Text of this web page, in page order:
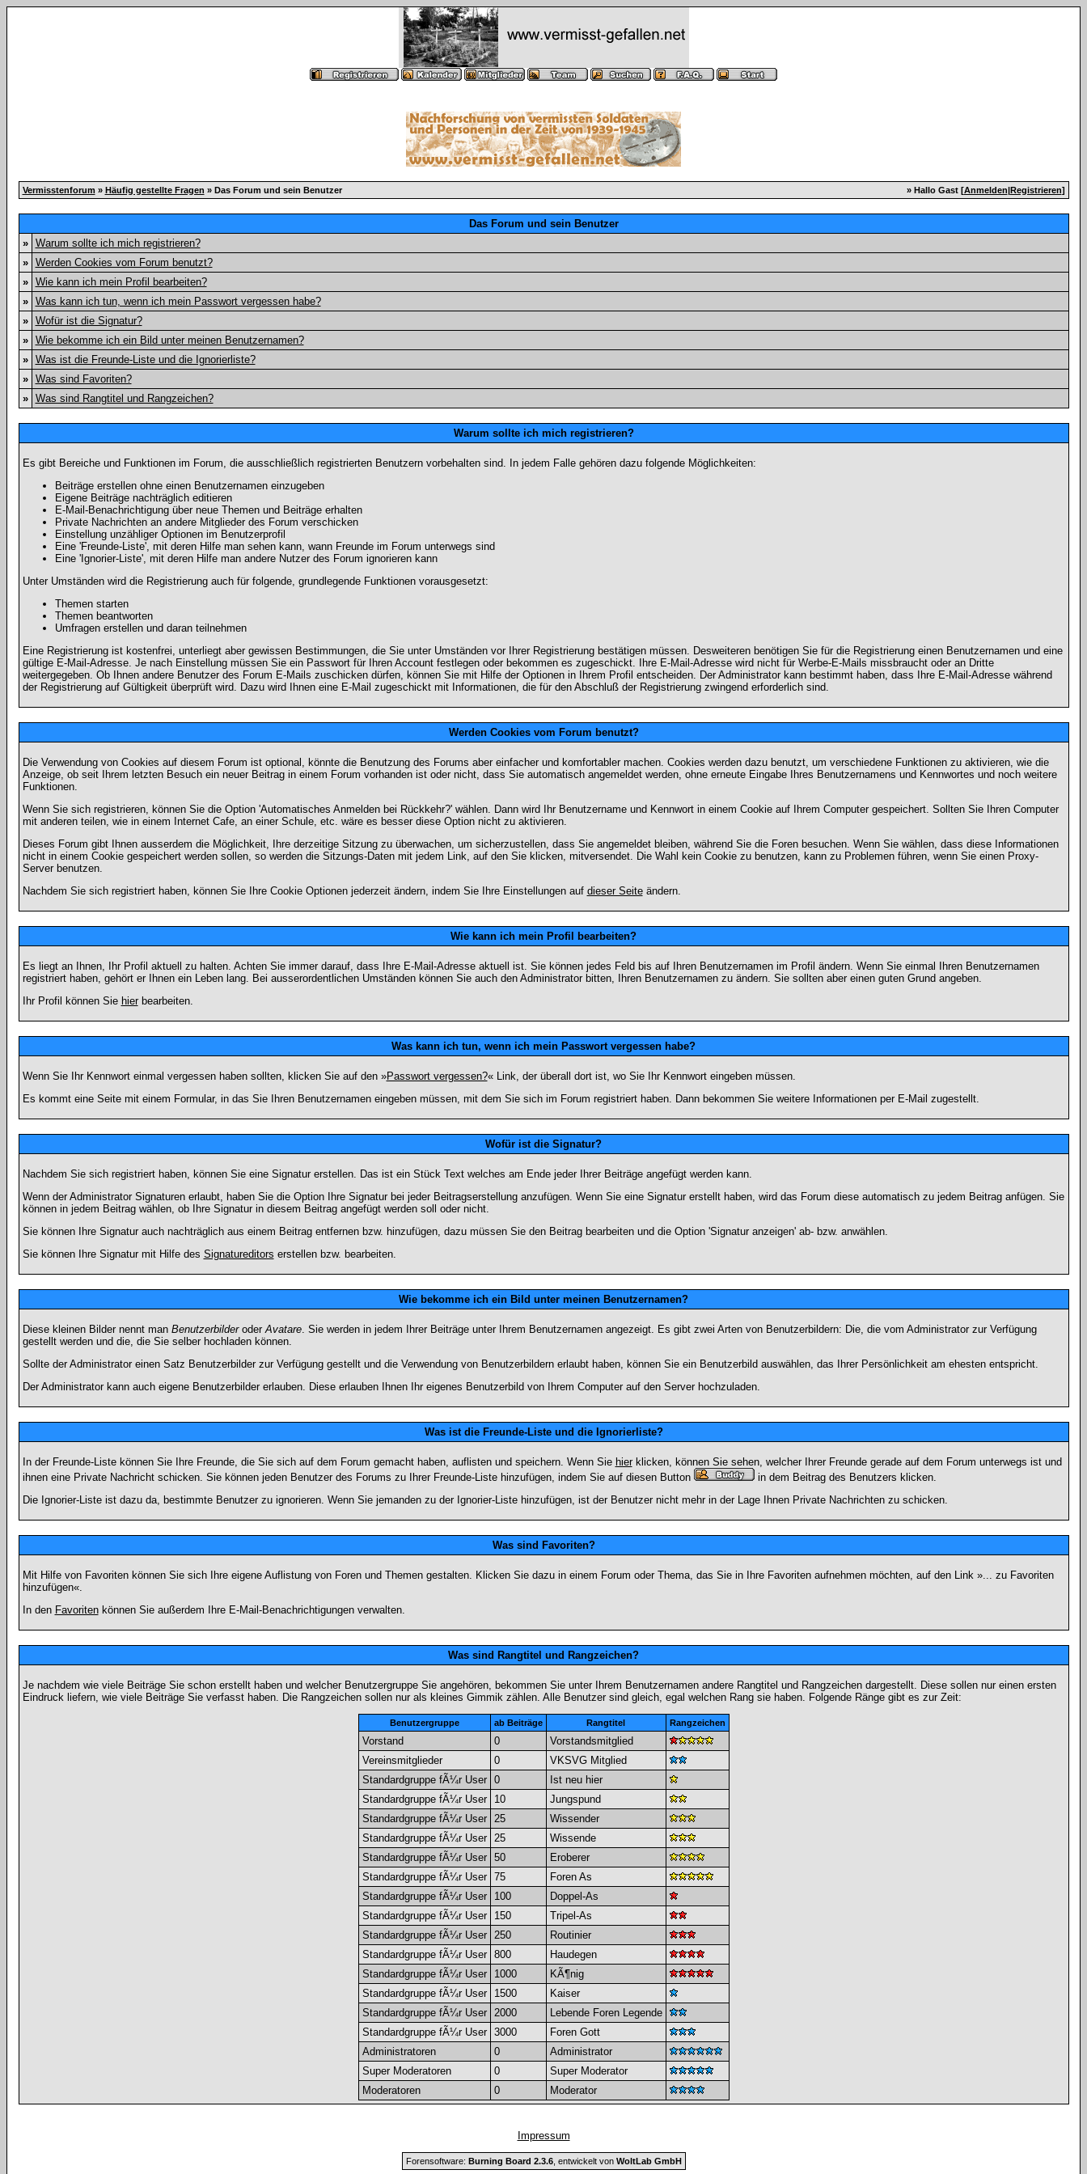
Vermisstenforum » Häufig gestellte Fragen » Das Forum und sein Benutzer » Hallo Gast [Anmelden|Registrieren]
Das Forum und sein Benutzer
»
Warum sollte ich mich registrieren?
»
Werden Cookies vom Forum benutzt?
»
Wie kann ich mein Profil bearbeiten?
»
Was kann ich tun, wenn ich mein Passwort vergessen habe?
»
Wofür ist die Signatur?
»
Wie bekomme ich ein Bild unter meinen Benutzernamen?
»
Was ist die Freunde-Liste und die Ignorierliste?
»
Was sind Favoriten?
»
Was sind Rangtitel und Rangzeichen?
Warum sollte ich mich registrieren?
Es gibt Bereiche und Funktionen im Forum, die ausschließlich registrierten Benutzern vorbehalten sind. In jedem Falle gehören dazu folgende Möglichkeiten:
Beiträge erstellen ohne einen Benutzernamen einzugeben
Eigene Beiträge nachträglich editieren
E-Mail-Benachrichtigung über neue Themen und Beiträge erhalten
Private Nachrichten an andere Mitglieder des Forum verschicken
Einstellung unzähliger Optionen im Benutzerprofil
Eine 'Freunde-Liste', mit deren Hilfe man sehen kann, wann Freunde im Forum unterwegs sind
Eine 'Ignorier-Liste', mit deren Hilfe man andere Nutzer des Forum ignorieren kann
Unter Umständen wird die Registrierung auch für folgende, grundlegende Funktionen vorausgesetzt:
Themen starten
Themen beantworten
Umfragen erstellen und daran teilnehmen
Eine Registrierung ist kostenfrei, unterliegt aber gewissen Bestimmungen, die Sie unter Umständen vor Ihrer Registrierung bestätigen müssen. Desweiteren benötigen Sie für die Registrierung einen Benutzernamen und eine
gültige E-Mail-Adresse. Je nach Einstellung müssen Sie ein Passwort für Ihren Account festlegen oder bekommen es zugeschickt. Ihre E-Mail-Adresse wird nicht für Werbe-E-Mails missbraucht oder an Dritte
weitergegeben. Ob Ihnen andere Benutzer des Forum E-Mails zuschicken dürfen, können Sie mit Hilfe der Optionen in Ihrem Profil entscheiden. Der Administrator kann bestimmt haben, dass Ihre E-Mail-Adresse während
der Registrierung auf Gültigkeit überprüft wird. Dazu wird Ihnen eine E-Mail zugeschickt mit Informationen, die für den Abschluß der Registrierung zwingend erforderlich sind.
Werden Cookies vom Forum benutzt?
Die Verwendung von Cookies auf diesem Forum ist optional, könnte die Benutzung des Forums aber einfacher und komfortabler machen. Cookies werden dazu benutzt, um verschiedene Funktionen zu aktivieren, wie die
Anzeige, ob seit Ihrem letzten Besuch ein neuer Beitrag in einem Forum vorhanden ist oder nicht, dass Sie automatisch angemeldet werden, ohne erneute Eingabe Ihres Benutzernamens und Kennwortes und noch weitere
Funktionen.
Wenn Sie sich registrieren, können Sie die Option 'Automatisches Anmelden bei Rückkehr?' wählen. Dann wird Ihr Benutzername und Kennwort in einem Cookie auf Ihrem Computer gespeichert. Sollten Sie Ihren Computer
mit anderen teilen, wie in einem Internet Cafe, an einer Schule, etc. wäre es besser diese Option nicht zu aktivieren.
Dieses Forum gibt Ihnen ausserdem die Möglichkeit, Ihre derzeitige Sitzung zu überwachen, um sicherzustellen, dass Sie angemeldet bleiben, während Sie die Foren besuchen. Wenn Sie wählen, dass diese Informationen
nicht in einem Cookie gespeichert werden sollen, so werden die Sitzungs-Daten mit jedem Link, auf den Sie klicken, mitversendet. Die Wahl kein Cookie zu benutzen, kann zu Problemen führen, wenn Sie einen Proxy-
Server benutzen.
Nachdem Sie sich registriert haben, können Sie Ihre Cookie Optionen jederzeit ändern, indem Sie Ihre Einstellungen auf dieser Seiteändern.
Wie kann ich mein Profil bearbeiten?
Es liegt an Ihnen, Ihr Profil aktuell zu halten. Achten Sie immer darauf, dass Ihre E-Mail-Adresse aktuell ist. Sie können jedes Feld bis auf Ihren Benutzernamen im Profil ändern. Wenn Sie einmal Ihren Benutzernamen
registriert haben, gehört er Ihnen ein Leben lang. Bei ausserordentlichen Umständen können Sie auch den Administrator bitten, Ihren Benutzernamen zu ändern. Sie sollten aber einen guten Grund angeben.
Ihr Profil können Sie hierbearbeiten.
Was kann ich tun, wenn ich mein Passwort vergessen habe?
Wenn Sie Ihr Kennwort einmal vergessen haben sollten, klicken Sie auf den »Passwort vergessen?« Link, der überall dort ist, wo Sie Ihr Kennwort eingeben müssen.
Es kommt eine Seite mit einem Formular, in das Sie Ihren Benutzernamen eingeben müssen, mit dem Sie sich im Forum registriert haben. Dann bekommen Sie weitere Informationen per E-Mail zugestellt.
Wofür ist die Signatur?
Nachdem Sie sich registriert haben, können Sie eine Signatur erstellen. Das ist ein Stück Text welches am Ende jeder Ihrer Beiträge angefügt werden kann.
Wenn der Administrator Signaturen erlaubt, haben Sie die Option Ihre Signatur bei jeder Beitragserstellung anzufügen. Wenn Sie eine Signatur erstellt haben, wird das Forum diese automatisch zu jedem Beitrag anfügen. Sie
können in jedem Beitrag wählen, ob Ihre Signatur in diesem Beitrag angefügt werden soll oder nicht.
Sie können Ihre Signatur auch nachträglich aus einem Beitrag entfernen bzw. hinzufügen, dazu müssen Sie den Beitrag bearbeiten und die Option 'Signatur anzeigen' ab- bzw. anwählen.
Sie können Ihre Signatur mit Hilfe des Signatureditors erstellen bzw. bearbeiten.
Wie bekomme ich ein Bild unter meinen Benutzernamen?
Diese kleinen Bilder nennt man BenutzerbilderoderAvatare. Sie werden in jedem Ihrer Beiträge unter Ihrem Benutzernamen angezeigt. Es gibt zwei Arten von Benutzerbildern: Die, die vom Administrator zur Verfügung
gestellt werden und die, die Sie selber hochladen können.
Sollte der Administrator einen Satz Benutzerbilder zur Verfügung gestellt und die Verwendung von Benutzerbildern erlaubt haben, können Sie ein Benutzerbild auswählen, das Ihrer Persönlichkeit am ehesten entspricht.
Der Administrator kann auch eigene Benutzerbilder erlauben. Diese erlauben Ihnen Ihr eigenes Benutzerbild von Ihrem Computer auf den Server hochzuladen.
Was ist die Freunde-Liste und die Ignorierliste?
In der Freunde-Liste können Sie Ihre Freunde, die Sie sich auf dem Forum gemacht haben, auflisten und speichern. Wenn Sie hierklicken, können Sie sehen, welcher Ihrer Freunde gerade auf dem Forum unterwegs ist und
ihnen eine Private Nachricht schicken. Sie können jeden Benutzer des Forums zu Ihrer Freunde-Liste hinzufügen, indem Sie auf diesen Button
in dem Beitrag des Benutzers klicken.
Die Ignorier-Liste ist dazu da, bestimmte Benutzer zu ignorieren. Wenn Sie jemanden zu der Ignorier-Liste hinzufügen, ist der Benutzer nicht mehr in der Lage Ihnen Private Nachrichten zu schicken.
Was sind Favoriten?
Mit Hilfe von Favoriten können Sie sich Ihre eigene Auflistung von Foren und Themen gestalten. Klicken Sie dazu in einem Forum oder Thema, das Sie in Ihre Favoriten aufnehmen möchten, auf den Link »... zu Favoriten
hinzufügen«.
In den Favoritenkönnen Sie außerdem Ihre E-Mail-Benachrichtigungen verwalten.
Was sind Rangtitel und Rangzeichen?
Je nachdem wie viele Beiträge Sie schon erstellt haben und welcher Benutzergruppe Sie angehören, bekommen Sie unter Ihrem Benutzernamen andere Rangtitel und Rangzeichen dargestellt. Diese sollen nur einen ersten
Eindruck liefern, wie viele Beiträge Sie verfasst haben. Die Rangzeichen sollen nur als kleines Gimmik zählen. Alle Benutzer sind gleich, egal welchen Rang sie haben. Folgende Ränge gibt es zur Zeit:
Benutzergruppe ab Beiträge Rangtitel Rangzeichen
Vorstand 0
Vorstandsmitglied
Vereinsmitglieder
0
VKSVG Mitglied
Standardgruppe fÃ¼r User
0
Ist neu hier
Standardgruppe fÃ¼r User
10
Jungspund
Standardgruppe fÃ¼r User
25
Wissender
Standardgruppe fÃ¼r User
25
Wissende
Standardgruppe fÃ¼r User
50
Eroberer
Standardgruppe fÃ¼r User
75
Foren As
Standardgruppe fÃ¼r User
100
Doppel-As
Standardgruppe fÃ¼r User
150
Tripel-As
Standardgruppe fÃ¼r User
250
Routinier
Standardgruppe fÃ¼r User
800
Haudegen
Standardgruppe fÃ¼r User
1000
KÃ¶nig
Standardgruppe fÃ¼r User
1500
Kaiser
Standardgruppe fÃ¼r User
2000
Lebende Foren Legende
Standardgruppe fÃ¼r User
3000
Foren Gott
Administratoren
0
Administrator
Super Moderatoren
0
Super Moderator
Moderatoren
0 Moderator
Impressum
Forensoftware: Burning Board 2.3.6, entwickelt von WoltLab GmbH